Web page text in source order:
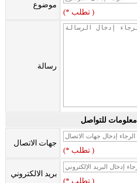
موضوع
(* تطلب )
رسالة
معلومات للتواصل
جهات الاتصال
(* تطلب )
بريد الالكتروني
(* تطلب )